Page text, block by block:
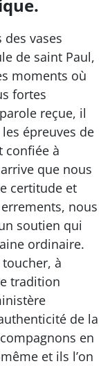
vases
de saint Paul,
moments où
fortes
reçue, il
épreuves de
confiée à
que nous
certitude et
nous
soutien qui
ordinaire.
à
tradition
de la
en
et ils l’on